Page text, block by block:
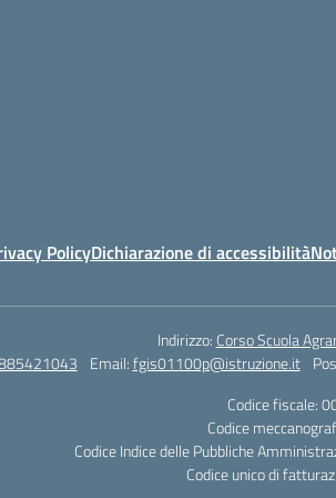
PolicyDichiarazione di accessibilità
Indirizzo: Corso Scuola
Email:fgis01100p@istruzione.it
Codice fiscale:
Codice
Codice Indice delle Pubbliche
Codice unico di